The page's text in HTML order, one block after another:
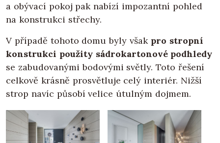
a obývací pokoj pak nabízí impozantní pohled
na konstrukci střechy.
V případě tohoto domu byly všakpro stropní
konstrukci použity sádrokartonové podhledy
se zabudovanými bodovými světly. Toto řešení
celkově krásně prosvětluje celý interiér. Nižší
strop navíc působí velice útulným dojmem.